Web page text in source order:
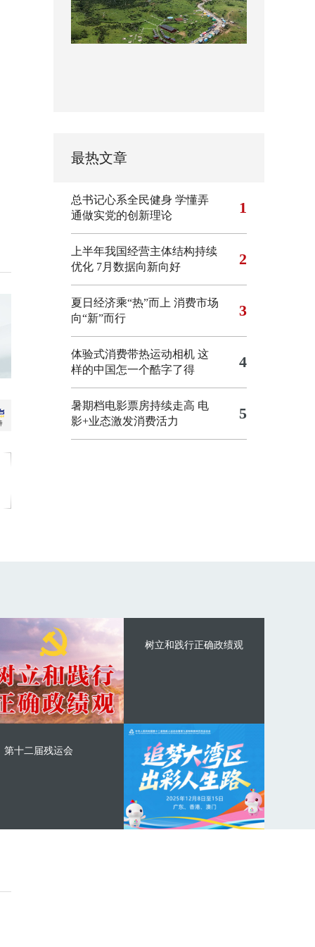
最热文章
总书记心系全民健身 学懂弄
通做实党的创新理论
1
上半年我国经营主体结构持续
优化 7月数据向新向好 2
夏日经济乘“热”而上 消费市场
向“新”而行
3
体验式消费带热运动相机 这
样的中国怎一个酷字了得
4
暑期档电影票房持续走高 电
影+业态激发消费活力
5
树立和践行正确政绩观
第十二届残运会